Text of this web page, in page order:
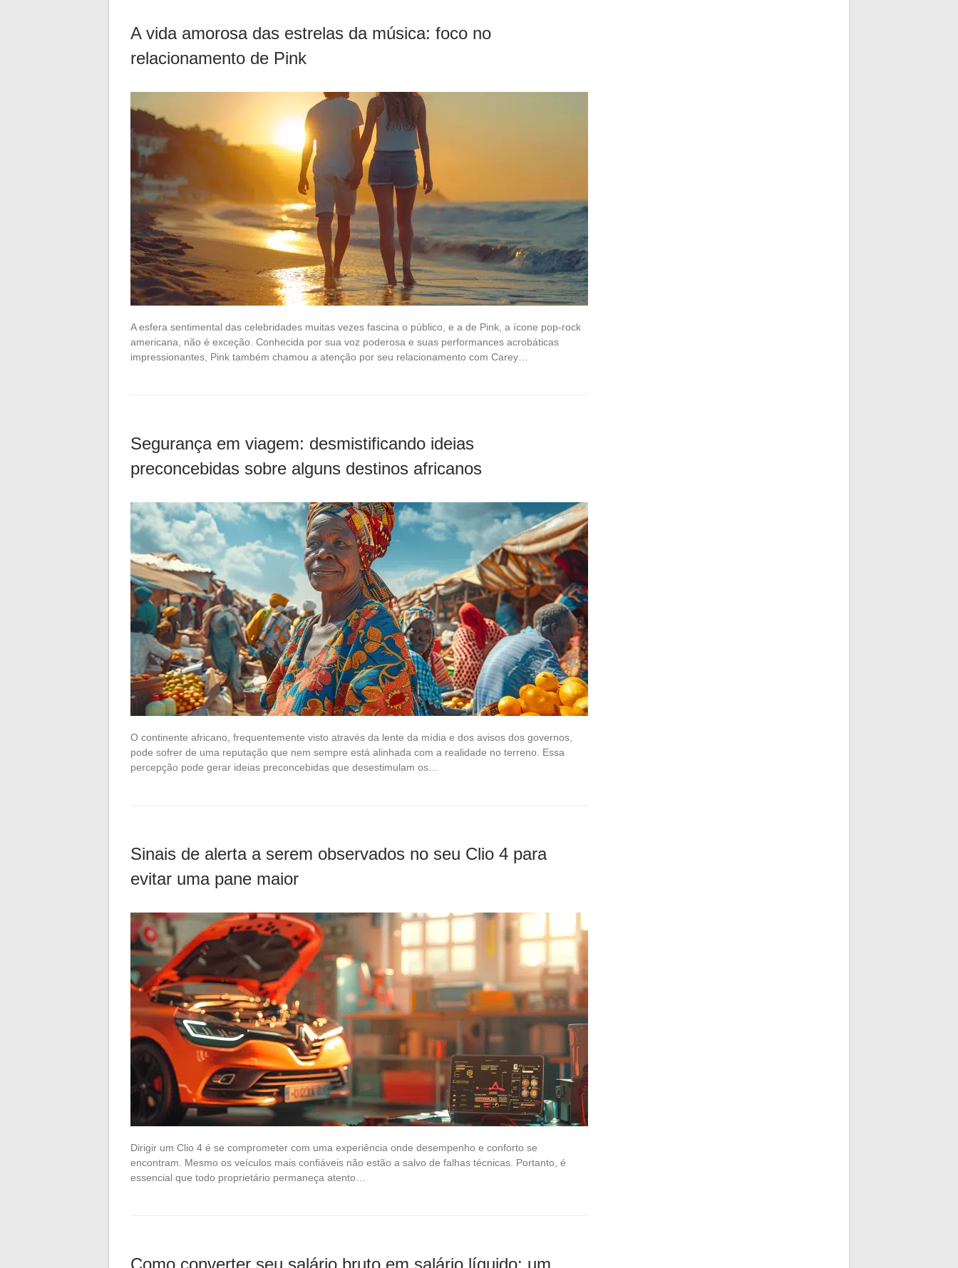
A vida amorosa das estrelas da música: foco no
relacionamento de Pink
A esfera sentimental das celebridades muitas vezes fascina o público, e a de Pink, a ícone pop-rock
americana, não é exceção. Conhecida por sua voz poderosa e suas performances acrobáticas
impressionantes, Pink também chamou a atenção por seu relacionamento com Carey…
Segurança em viagem: desmistificando ideias
preconcebidas sobre alguns destinos africanos
O continente africano, frequentemente visto através da lente da mídia e dos avisos dos governos,
pode sofrer de uma reputação que nem sempre está alinhada com a realidade no terreno. Essa
percepção pode gerar ideias preconcebidas que desestimulam os…
Sinais de alerta a serem observados no seu Clio 4 para
evitar uma pane maior
Dirigir um Clio 4 é se comprometer com uma experiência onde desempenho e conforto se
encontram. Mesmo os veículos mais confiáveis não estão a salvo de falhas técnicas. Portanto, é
essencial que todo proprietário permaneça atento…
Como converter seu salário bruto em salário líquido: um